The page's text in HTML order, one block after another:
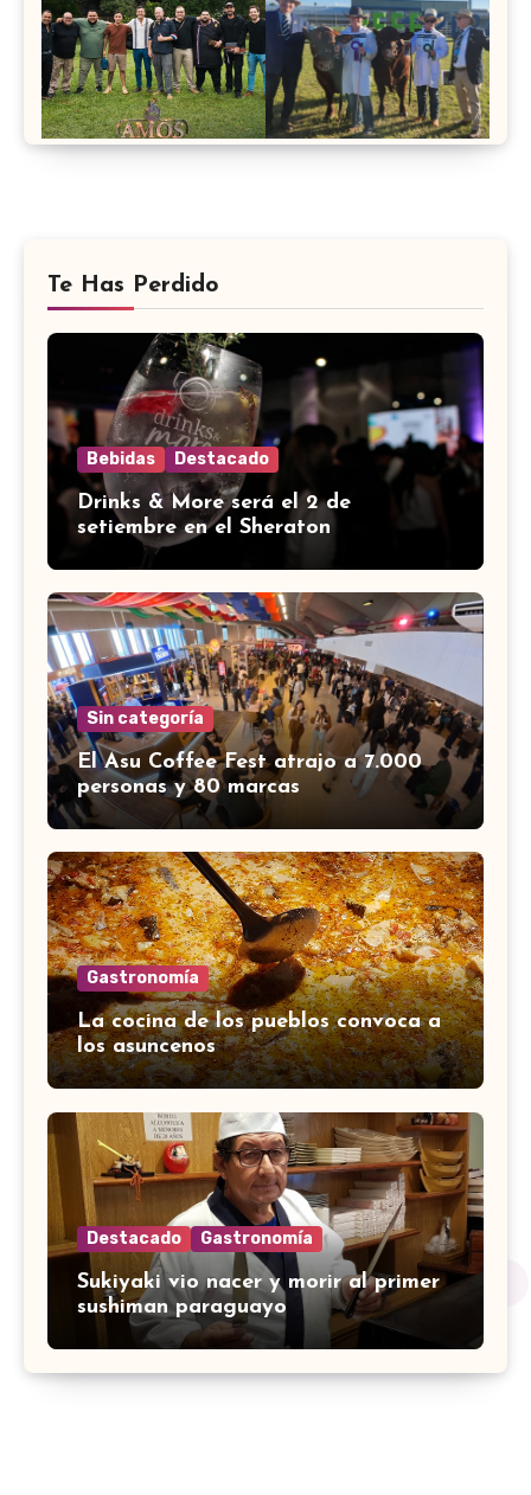
Te Has Perdido
Bebidas Destacado
Drinks & More será el 2 de
setiembre en el Sheraton
Sin categoría
El Asu Coffee Fest atrajo a 7.000
personas y 80 marcas
Gastronomía
La cocina de los pueblos convoca a
los asuncenos
Destacado Gastronomía
Sukiyaki vio nacer y morir al primer
sushiman paraguayo